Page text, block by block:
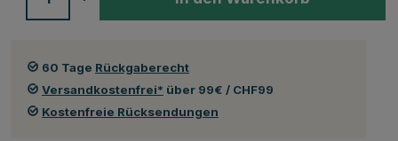
60 Tage Rückgaberecht
Versandkostenfrei* über 99€ / CHF99
Kostenfreie Rücksendungen